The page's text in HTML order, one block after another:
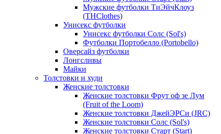
Мужские футболки ТиЭйчКлоуз
(THClothes)
Унисекс футболки
Унисекс футболки Солс (Sol's)
Футболки Портобелло (Portobello)
Оверсайз футболки
Лонгсливы
Майки
Толстовки и худи
Женские толстовки
Женские толстовки Фрут оф зе Лум
(Fruit of the Loom)
Женские толстовки ДжейЭРСи (JRC)
Женские толстовки Солс (Sol's)
Женские толстовки Старт (Start)